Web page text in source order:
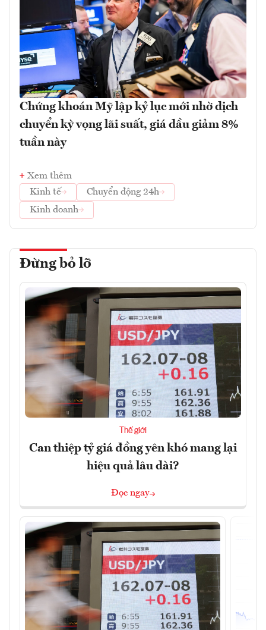
Chứng khoán Mỹ lập kỷ lục mới nhờ dịch
chuyển kỳ vọng lãi suất, giá dầu giảm 8%
tuần này
Xem thêm
Kinh tế
Chuyển động 24h
Kinh doanh
Đừng bỏ lỡ
Thế giới
Can thiệp tỷ giá đồng yên khó mang lại
hiệu quả lâu dài?
Đọc ngay